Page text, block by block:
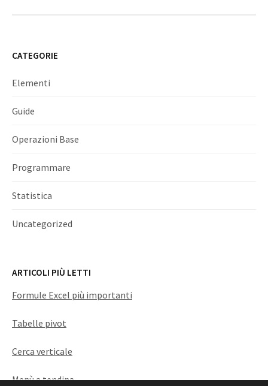
CATEGORIE
Elementi
Guide
Operazioni Base
Programmare
Statistica
Uncategorized
ARTICOLI PIÙ LETTI
Formule Excel più importanti
Tabelle pivot
Cerca verticale
Menù a tendina